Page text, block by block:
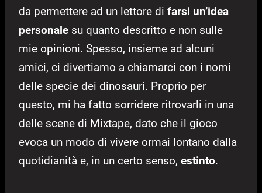
da permettere ad un lettore di farsi un’idea
personale su quanto descritto e non sulle
mie opinioni. Spesso, insieme ad alcuni
amici, ci divertiamo a chiamarci con i nomi
delle specie dei dinosauri. Proprio per
questo, mi ha fatto sorridere ritrovarli in una
delle scene di Mixtape, dato che il gioco
evoca un modo di vivere ormai lontano dalla
quotidianità e, in un certo senso, estinto.